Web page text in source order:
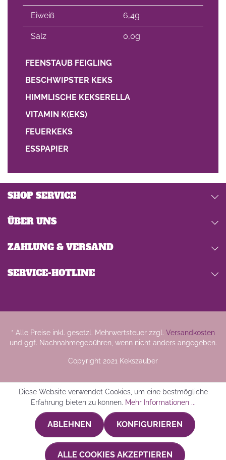
Eiweiß 6,4g
Salz 0,0g
FEENSTAUB FEIGLING
BESCHWIPSTER KEKS
HIMMLISCHE KEKSERELLA
VITAMIN K(EKS)
FEUERKEKS
ESSPAPIER
SERVICE-HOTLINE
SHOP SERVICE
ÜBER UNS
ZAHLUNG & VERSAND
* Alle Preise inkl. gesetzl. Mehrwertsteuer zzgl. Versandkosten
und ggf. Nachnahmegebühren, wenn nicht anders angegeben.
Copyright 2021 Kekszauber
Diese Website verwendet Cookies, um eine bestmögliche
Erfahrung bieten zu können. Mehr Informationen ...
ABLEHNEN KONFIGURIEREN
ALLE COOKIES AKZEPTIEREN